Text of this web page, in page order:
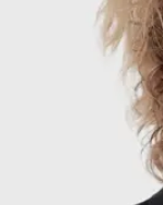
Locaties
Nieuws